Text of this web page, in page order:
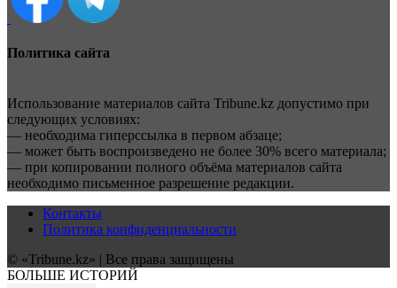
Политика сайта
Использование материалов сайта Tribune.kz допустимо при
следующих условиях:
— необходима гиперссылка в первом абзаце;
— может быть воспроизведено не более 30% всего материала;
— при копировании полного объёма материалов сайта
необходимо письменное разрешение редакции.
Контакты
Политика конфиденциальности
© «Tribune.kz» | Все права защищены
БОЛЬШЕ ИСТОРИЙ